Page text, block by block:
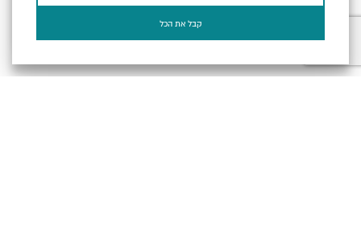
אני מאשר/ת שקראתי ומסכים/הלמדיניות הפרטיות ולמדיניות
קבל את הכל